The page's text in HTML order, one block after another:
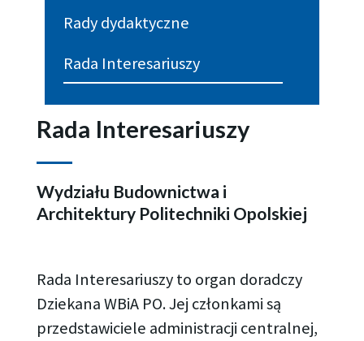
Rady dydaktyczne
Rada Interesariuszy
Rada Interesariuszy
Wydziału Budownictwa i
Architektury Politechniki Opolskiej
Rada Interesariuszy to organ doradczy
Dziekana WBiA PO. Jej członkami są
przedstawiciele administracji centralnej,